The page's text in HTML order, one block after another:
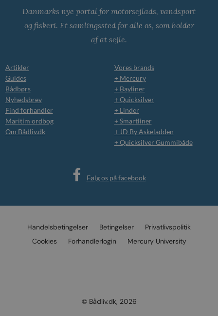
Danmarks nye portal for motorsejlads, vandsport
og fiskeri. Et samlingssted for alle os, som holder
af at sejle.
Artikler
Guides
Bådbørs
Nyhedsbrev
Find forhandler
Maritim ordbog
Om Bådliv.dk
Vores brands
+ Mercury
+ Bayliner
+ Quicksilver
+ Linder
+ Smartliner
+ JD By Askeladden
+ Quicksilver Gummibåde
Følg os på facebook
Handelsbetingelser Betingelser
Privatlivspolitik
Cookies
Forhandlerlogin Mercury University
© Bådliv.dk, 2026